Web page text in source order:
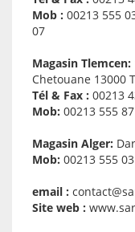
Mob : 00213 555
07
Magasin Tlemcen:
Chetouane 13000
Tél & Fax : 00213
Mob: 00213 555
Magasin Alger:
Mob: 00213 555
email :
Site web :